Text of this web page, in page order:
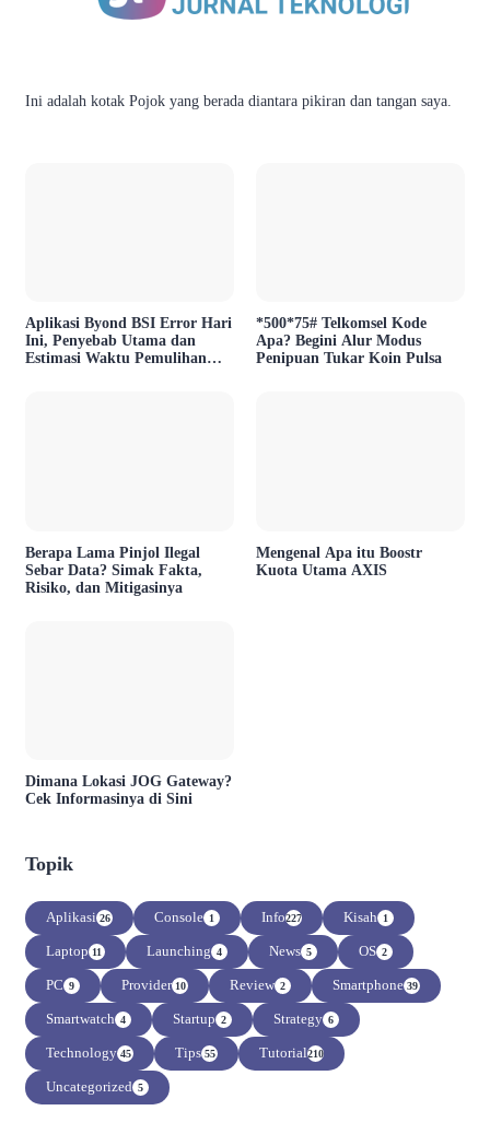
Ini adalah kotak Pojok yang berada diantara pikiran dan tangan saya.
Aplikasi Byond BSI Error Hari
Ini, Penyebab Utama dan
Estimasi Waktu Pemulihan
*500*75# Telkomsel Kode
Apa? Begini Alur Modus
Penipuan Tukar Koin Pulsa
Berapa Lama Pinjol Ilegal
Sebar Data? Simak Fakta,
Risiko, dan Mitigasinya
Mengenal Apa itu Boostr
Kuota Utama AXIS
Dimana Lokasi JOG Gateway?
Cek Informasinya di Sini
Topik
Aplikasi 26 Console 1 Info227 Kisah 1
Laptop 11 Launching 4 News 5 OS 2
PC 9 Provider 10 Review 2 Smartphone 39
Smartwatch 4 Startup 2 Strategy 6
Technology 45 Tips 55 Tutorial210
Uncategorized 5